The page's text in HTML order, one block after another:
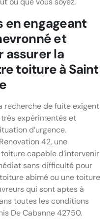
en engageant
et
assurer la
toiture à Saint
recherche de fuite exigent
expérimentés et
d’urgence.
42, une
capable d’intervenir
sans difficulté pour
abimé ou une toiture
qui sont aptes à
toutes les conditions
De Cabanne 42750.